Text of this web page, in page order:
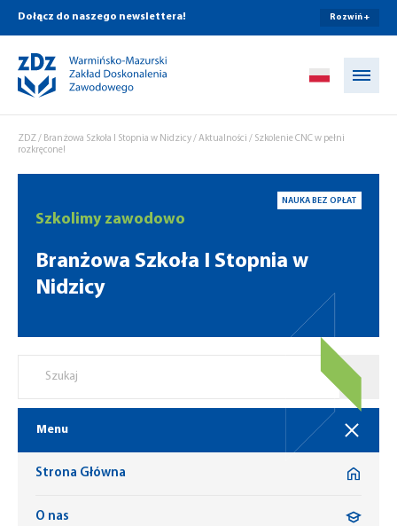
Dołącz do naszego newslettera! Rozwiń +
ZDZ/ Branżowa Szkoła I Stopnia w Nidzicy/ Aktualności / Szkolenie CNC w pełni
rozkręcone!
NAUKA BEZ OPŁAT
Szkolimy zawodowo
Branżowa Szkoła I Stopnia w
Nidzicy
Menu
Strona Główna
O nas